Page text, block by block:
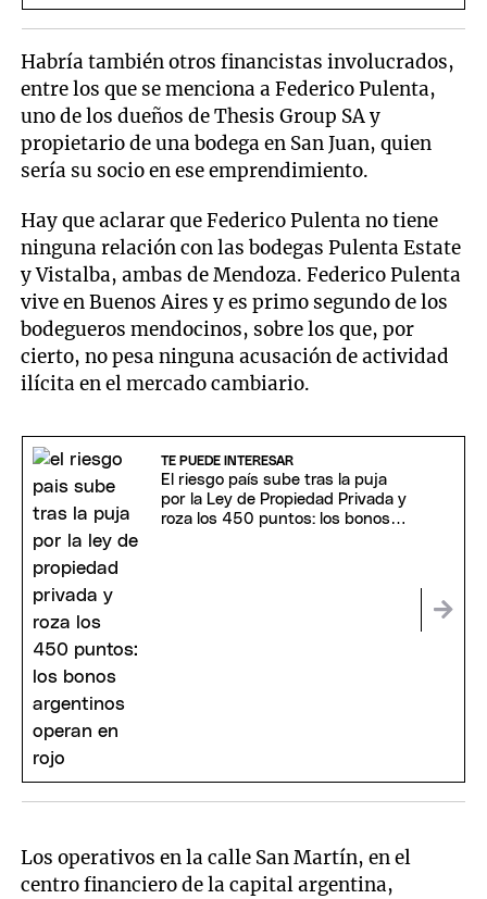
Habría también otros financistas involucrados,
entre los que se menciona a Federico Pulenta,
uno de los dueños de Thesis Group SA y
propietario de una bodega en San Juan, quien
sería su socio en ese emprendimiento.
Hay que aclarar que Federico Pulenta no tiene
ninguna relación con las bodegas Pulenta Estate
y Vistalba, ambas de Mendoza. Federico Pulenta
vive en Buenos Aires y es primo segundo de los
bodegueros mendocinos, sobre los que, por
cierto, no pesa ninguna acusación de actividad
ilícita en el mercado cambiario.
TE PUEDE INTERESAR
El riesgo país sube tras la puja
por la Ley de Propiedad Privada y
roza los 450 puntos: los bonos
Los operativos en la calle San Martín, en el
centro financiero de la capital argentina,